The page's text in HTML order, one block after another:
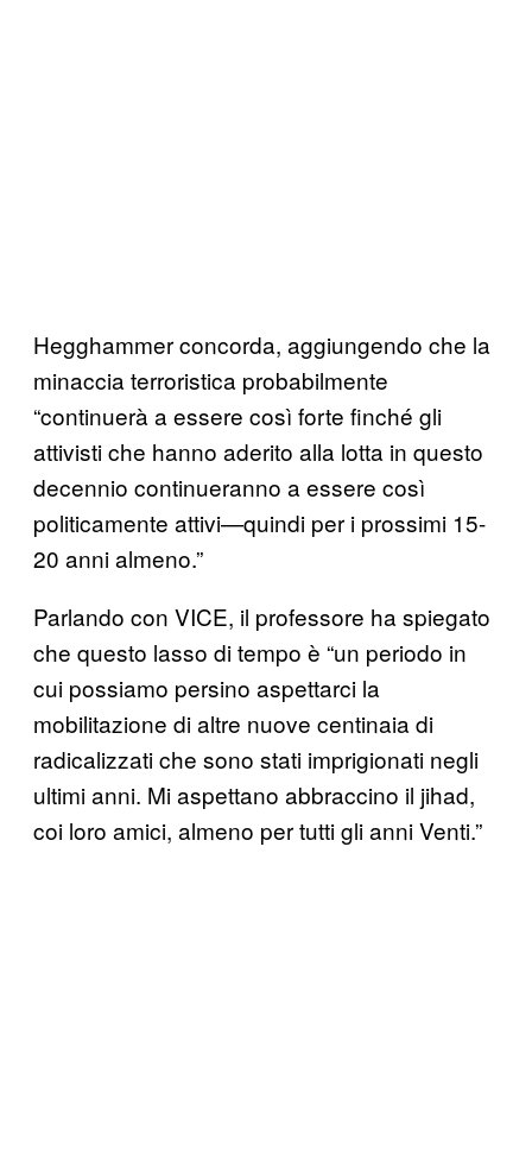
Hegghammer concorda, aggiungendo che la
minaccia terroristica probabilmente
“continuerà a essere così forte finché gli
attivisti che hanno aderito alla lotta in questo
decennio continueranno a essere così
politicamente attivi—quindi per i prossimi 15-
20 anni almeno.”
Parlando con VICE, il professore ha spiegato
che questo lasso di tempo è “un periodo in
cui possiamo persino aspettarci la
mobilitazione di altre nuove centinaia di
radicalizzati che sono stati imprigionati negli
ultimi anni. Mi aspettano abbraccino il jihad,
coi loro amici, almeno per tutti gli anni Venti.”